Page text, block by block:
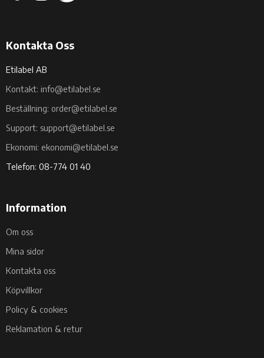
Kontakta Oss
Etilabel AB
Kontakt: info@etilabel.se
Beställning: order@etilabel.se
Support: support@etilabel.se
Ekonomi: ekonomi@etilabel.se
Telefon: 08-774 01 40
Information
Om oss
Mina sidor
Kontakta oss
Köpvillkor
Policy & cookies
Reklamation & retur